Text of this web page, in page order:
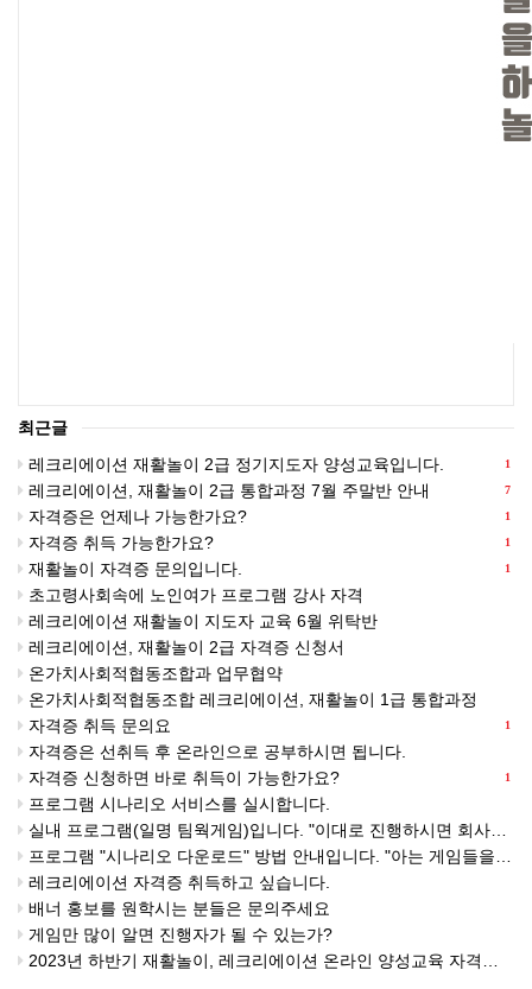
최근글
1
레크리에이션 재활놀이 2급 정기지도자 양성교육입니다.
7
레크리에이션, 재활놀이 2급 통합과정 7월 주말반 안내
1
자격증은 언제나 가능한가요?
1
자격증 취득 가능한가요?
1
재활놀이 자격증 문의입니다.
초고령사회속에 노인여가 프로그램 강사 자격
레크리에이션 재활놀이 지도자 교육 6월 위탁반
레크리에이션, 재활놀이 2급 자격증 신청서
온가치사회적협동조합과 업무협약
온가치사회적협동조합 레크리에이션, 재활놀이 1급 통합과정
1
자격증 취득 문의요
자격증은 선취득 후 온라인으로 공부하시면 됩니다.
1
자격증 신청하면 바로 취득이 가능한가요?
프로그램 시나리오 서비스를 실시합니다.
실내 프로그램(일명 팀웍게임)입니다. "이대로 진행하시면 회사에서 인정받으실 겁니다."(개별 판매 금액: 5,000원)
프로그램 "시나리오 다운로드" 방법 안내입니다. "아는 게임들을 잘 엮어야 프로그램이 됩니다."
레크리에이션 자격증 취득하고 싶습니다.
배너 홍보를 원학시는 분들은 문의주세요
게임만 많이 알면 진행자가 될 수 있는가?
2023년 하반기 재활놀이, 레크리에이션 온라인 양성교육 자격증 취득자 모집중입니다.